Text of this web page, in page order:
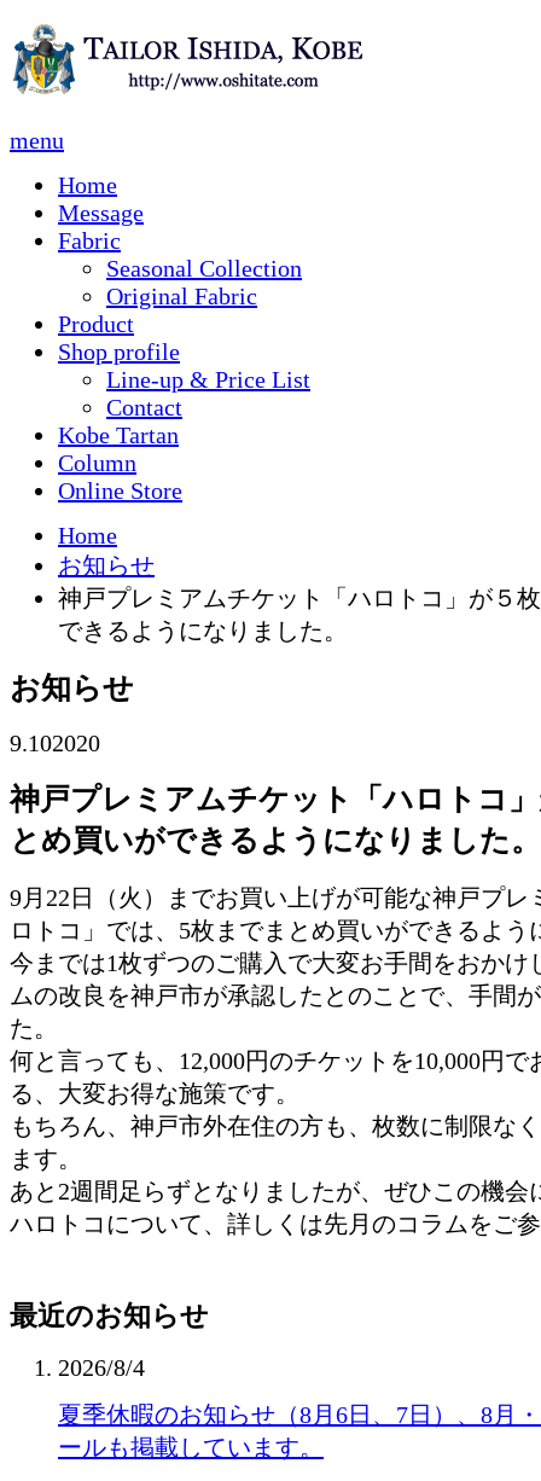
menu
Home
Message
Fabric
Seasonal Collection
Original Fabric
Product
Shop profile
Line-up & Price List
Contact
Kobe Tartan
Column
Online Store
Home
お知らせ
神戸プレミアムチケット「ハロトコ」が５
できるようになりました。
お知らせ
9.102020
神戸プレミアムチケット「ハロトコ
とめ買いができるようになりました。
9月22日（火）までお買い上げが可能な神戸プレ
ロトコ」では、5枚までまとめ買いができるよう
今までは1枚ずつのご購入で大変お手間をおかけ
ムの改良を神戸市が承認したとのことで、手間
た。
何と言っても、12,000円のチケットを10,000円
る、大変お得な施策です。
もちろん、神戸市外在住の方も、枚数に制限な
ます。
あと2週間足らずとなりましたが、ぜひこの機会
ハロトコについて、詳しくは先月のコラムをご
最近のお知らせ
2026/8/4
夏季休暇のお知らせ（8月6日、7日）、8月
ールも掲載しています。